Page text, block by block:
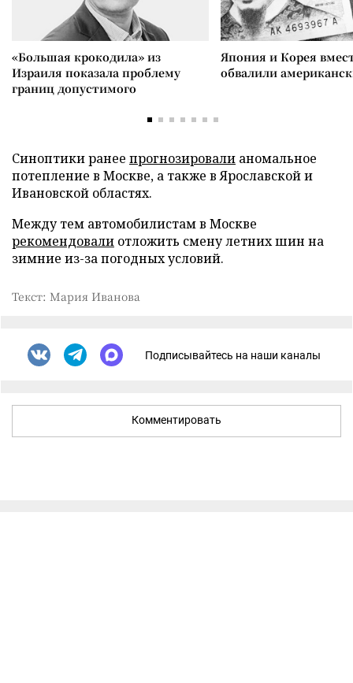
«Большая крокодила» из
Израиля показала проблему
границ допустимого
Япония и Корея
обвалили
Синоптики ранее прогнозировали аномальное
потепление в Москве, а также в Ярославской и
Ивановской областях.
Между тем автомобилистам в Москве
рекомендовали отложить смену летних шин на
зимние из-за погодных условий.
Текст: Мария Иванова
Подписывайтесь на наши каналы
Комментировать